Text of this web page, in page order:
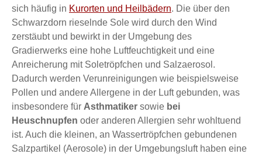
sich häufig in Kurorten und Heilbädern. Die über den
Schwarzdorn rieselnde Sole wird durch den Wind
zerstäubt und bewirkt in der Umgebung des
Gradierwerks eine hohe Luftfeuchtigkeit und eine
Anreicherung mit Soletröpfchen und Salzaerosol.
Dadurch werden Verunreinigungen wie beispielsweise
Pollen und andere Allergene in der Luft gebunden, was
insbesondere für Asthmatiker sowie bei
Heuschnupfen oder anderen Allergien sehr wohltuend
ist. Auch die kleinen, an Wassertröpfchen gebundenen
Salzpartikel (Aerosole) in der Umgebungsluft haben eine